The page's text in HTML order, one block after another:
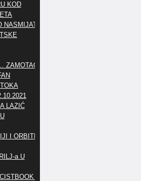
KOD
ZAMOTAO
LAZIĆ
I ORBITE
a U
–